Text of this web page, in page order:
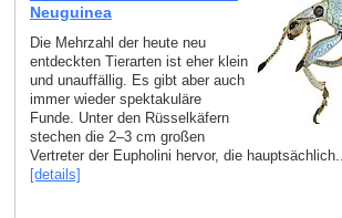
Neuguinea
Die Mehrzahl der heute neu
entdeckten Tierarten ist eher klein
und unauffällig. Es gibt aber auch
immer wieder spektakuläre
Funde. Unter den Rüsselkäfern
stechen die 2–3 cm großen
Vertreter der Eupholini hervor, die hauptsächlich...
[details]